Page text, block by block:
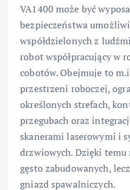
VA1400 może być
bezpieczeństwa
współdzielonych z
robot współpracujący w
cobotów. Obejmuje to
przestrzeni roboczej,
określonych strefach,
przegubach oraz
skanerami laserowymi i
drzwiowych. Dzięki
gęsto zabudowanych,
gniazd spawalniczych.